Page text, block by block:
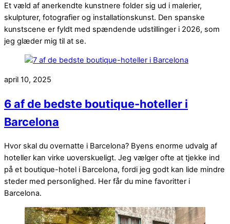
Et væld af anerkendte kunstnere folder sig ud i malerier,
skulpturer, fotografier og installationskunst. Den spanske
kunstscene er fyldt med spændende udstillinger i 2026, som
jeg glæder mig til at se.
april 10, 2025
6 af de bedste boutique-hoteller i
Barcelona
Hvor skal du overnatte i Barcelona? Byens enorme udvalg af
hoteller kan virke uoverskueligt. Jeg vælger ofte at tjekke ind
på et boutique-hotel i Barcelona, fordi jeg godt kan lide mindre
steder med personlighed. Her får du mine favoritter i
Barcelona.